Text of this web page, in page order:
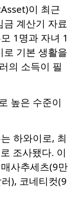
이 최근
금 계산기 자료
1명과 자녀 1
로 기본 생활을
의 소득이 필
높은 수준이
하와이로, 최
조사됐다. 이
사추세츠(9만
), 코네티컷(9